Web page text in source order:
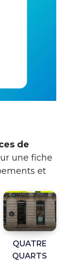
de
une fiche
et
QUATRE
QUARTS